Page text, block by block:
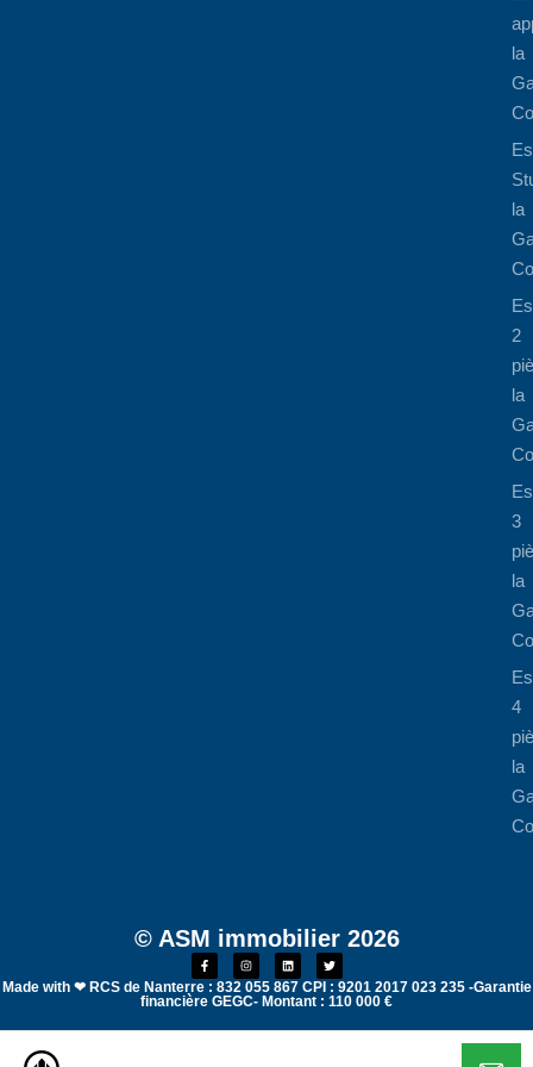
la
la
2
la
3
la
4
la
© ASM immobilier 2026
Made with ❤ RCS de Nanterre : 832 055 867 CPI : 9201 2017 023 235 -Garantie
financière GEGC- Montant : 110 000 €